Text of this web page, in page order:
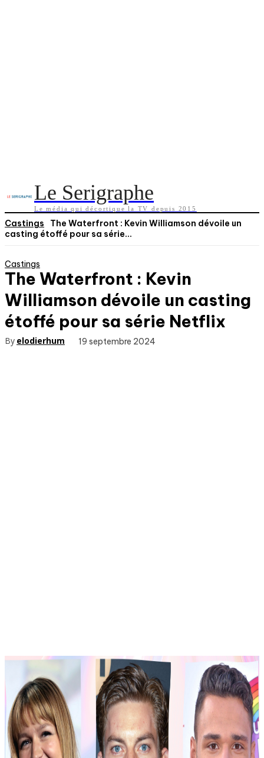
Le Serigraphe
Le média qui décortique la TV depuis 2015
Castings
The Waterfront : Kevin Williamson dévoile un
casting étoffé pour sa série...
Castings
The Waterfront : Kevin
Williamson dévoile un casting
étoffé pour sa série Netflix
By elodierhum 19 septembre 2024